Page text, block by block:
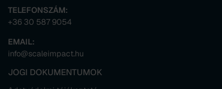
TELEFONSZÁM:
+36 30 587 9054
EMAIL:
info@scaleimpact.hu
JOGI DOKUMENTUMOK